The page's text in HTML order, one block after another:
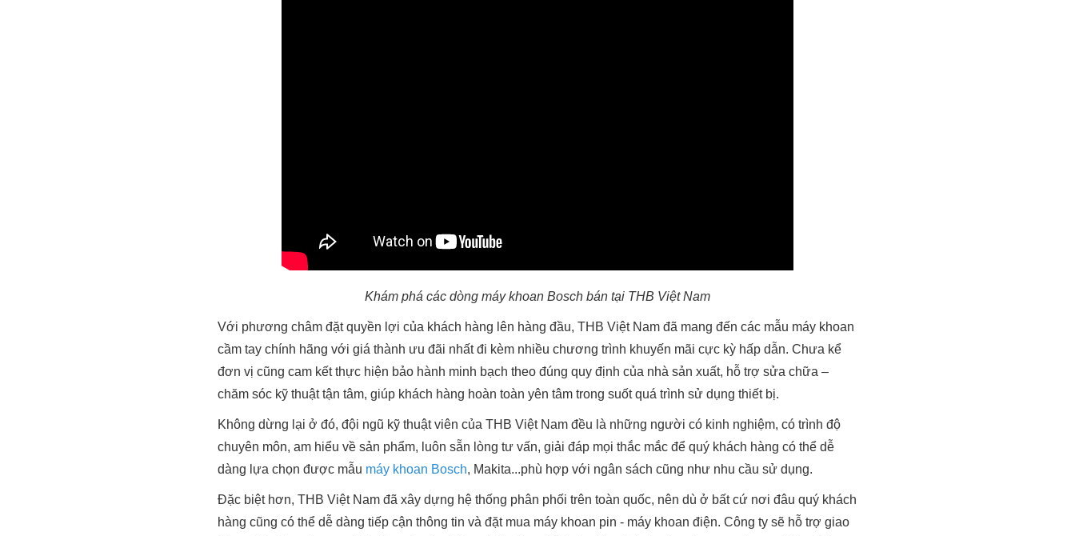
Khám phá các dòng máy khoan Bosch bán tại THB Việt Nam
Với phương châm đặt quyền lợi của khách hàng lên hàng đầu, THB Việt Nam đã mang đến các mẫu máy khoan
cầm tay chính hãng với giá thành ưu đãi nhất đi kèm nhiều chương trình khuyến mãi cực kỳ hấp dẫn. Chưa kể
đơn vị cũng cam kết thực hiện bảo hành minh bạch theo đúng quy định của nhà sản xuất, hỗ trợ sửa chữa –
chăm sóc kỹ thuật tận tâm, giúp khách hàng hoàn toàn yên tâm trong suốt quá trình sử dụng thiết bị.
Không dừng lại ở đó, đội ngũ kỹ thuật viên của THB Việt Nam đều là những người có kinh nghiệm, có trình độ
chuyên môn, am hiểu về sản phẩm, luôn sẵn lòng tư vấn, giải đáp mọi thắc mắc để quý khách hàng có thể dễ
dàng lựa chọn được mẫu máy khoan Bosch, Makita...phù hợp với ngân sách cũng như nhu cầu sử dụng.
Đặc biệt hơn, THB Việt Nam đã xây dựng hệ thống phân phối trên toàn quốc, nên dù ở bất cứ nơi đâu quý khách
hàng cũng có thể dễ dàng tiếp cận thông tin và đặt mua máy khoan pin - máy khoan điện. Công ty sẽ hỗ trợ giao